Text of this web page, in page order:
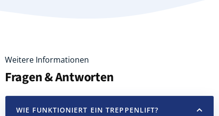
Weitere Informationen
Fragen & Antworten
WIE FUNKTIONIERT EIN TREPPENLIFT?